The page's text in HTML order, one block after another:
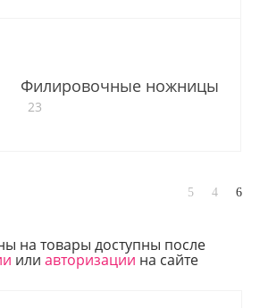
Филировочные ножницы
23
на товары доступны после
или авторизации на сайте